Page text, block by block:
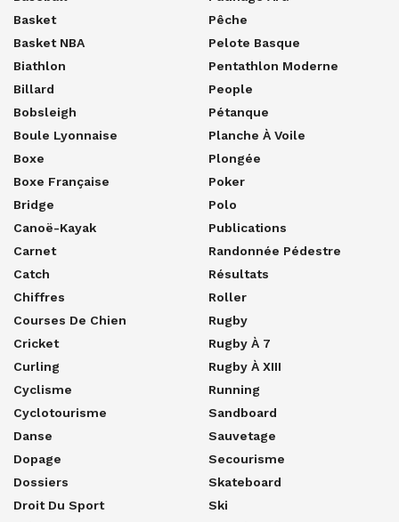
Basket
Basket NBA
Biathlon
Billard
Bobsleigh
Boule Lyonnaise
Boxe
Boxe Française
Bridge
Canoë-Kayak
Carnet
Catch
Chiffres
Courses De Chien
Cricket
Curling
Cyclisme
Cyclotourisme
Danse
Dopage
Dossiers
Droit Du Sport
Pêche
Pelote Basque
Pentathlon Moderne
People
Pétanque
Planche À Voile
Plongée
Poker
Polo
Publications
Randonnée Pédestre
Résultats
Roller
Rugby
Rugby À 7
Rugby À XIII
Running
Sandboard
Sauvetage
Secourisme
Skateboard
Ski